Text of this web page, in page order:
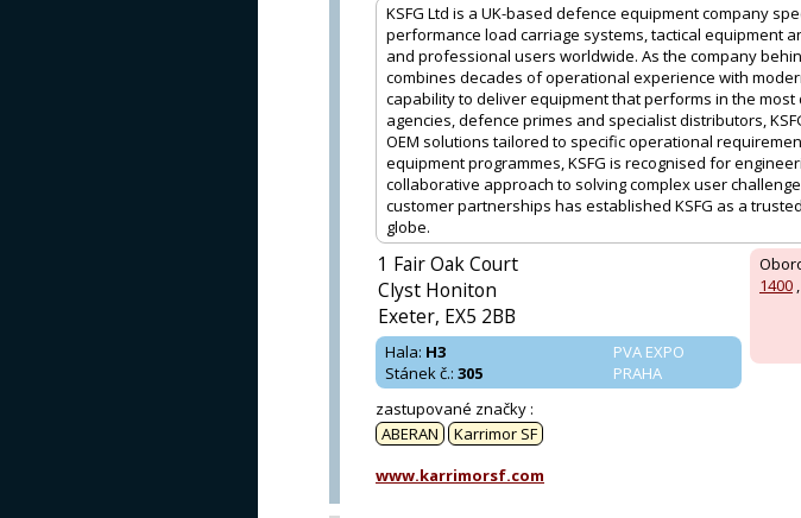
KSFG Ltd is a UK-based defence equipment company
performance load carriage systems, tactical equipment
and professional users worldwide. As the company
combines decades of operational experience with
capability to deliver equipment that performs in the
agencies, defence primes and specialist distributors,
OEM solutions tailored to specific operational
equipment programmes, KSFG is recognised for
collaborative approach to solving complex user
customer partnerships has established KSFG as a
globe.
1400 ,
1 Fair Oak Court
Clyst Honiton
Exeter, EX5 2BB
PVA EXPO
PRAHA
Hala: H3
Stánek č.: 305
zastupované značky :
ABERAN
Karrimor SF
www.karrimorsf.com